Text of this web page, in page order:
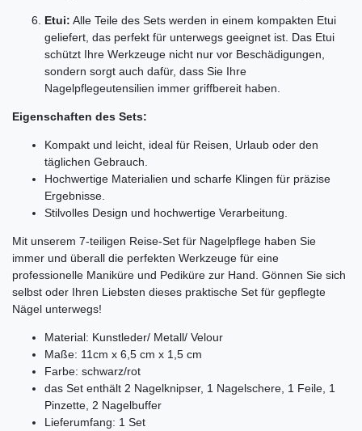
Etui: Alle Teile des Sets werden in einem kompakten Etui
geliefert, das perfekt für unterwegs geeignet ist. Das Etui
schützt Ihre Werkzeuge nicht nur vor Beschädigungen,
sondern sorgt auch dafür, dass Sie Ihre
Nagelpflegeutensilien immer griffbereit haben.
Eigenschaften des Sets:
Kompakt und leicht, ideal für Reisen, Urlaub oder den
täglichen Gebrauch.
Hochwertige Materialien und scharfe Klingen für präzise
Ergebnisse.
Stilvolles Design und hochwertige Verarbeitung.
Mit unserem 7-teiligen Reise-Set für Nagelpflege haben Sie
immer und überall die perfekten Werkzeuge für eine
professionelle Maniküre und Pediküre zur Hand. Gönnen Sie sich
selbst oder Ihren Liebsten dieses praktische Set für gepflegte
Nägel unterwegs!
Material: Kunstleder/ Metall/ Velour
Maße: 11cm x 6,5 cm x 1,5 cm
Farbe: schwarz/rot
das Set enthält 2 Nagelknipser, 1 Nagelschere, 1 Feile, 1
Pinzette, 2 Nagelbuffer
Lieferumfang: 1 Set